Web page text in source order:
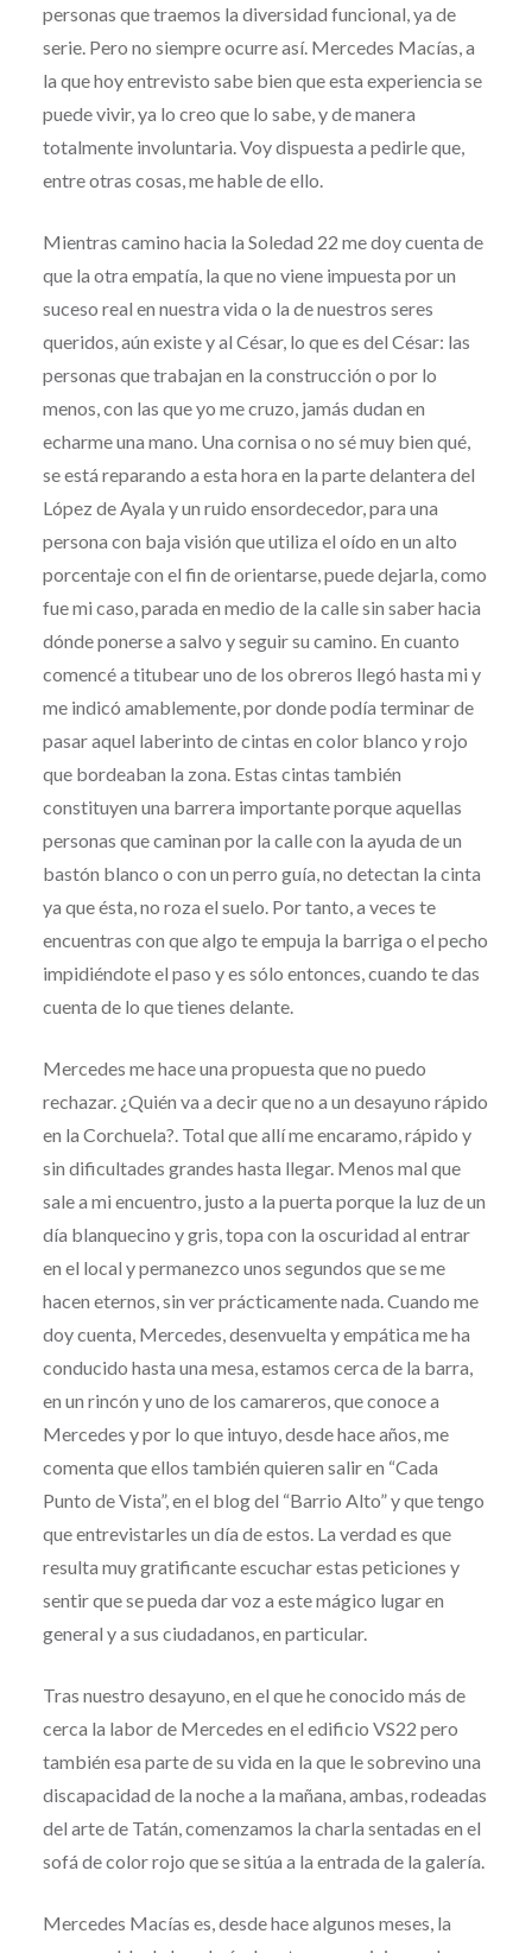
personas que traemos la diversidad funcional, ya de
serie. Pero no siempre ocurre así. Mercedes Macías, a
la que hoy entrevisto sabe bien que esta experiencia se
puede vivir, ya lo creo que lo sabe, y de manera
totalmente involuntaria. Voy dispuesta a pedirle que,
entre otras cosas, me hable de ello.
Mientras camino hacia la Soledad 22 me doy cuenta de
que la otra empatía, la que no viene impuesta por un
suceso real en nuestra vida o la de nuestros seres
queridos, aún existe y al César, lo que es del César: las
personas que trabajan en la construcción o por lo
menos, con las que yo me cruzo, jamás dudan en
echarme una mano. Una cornisa o no sé muy bien qué,
se está reparando a esta hora en la parte delantera del
López de Ayala y un ruido ensordecedor, para una
persona con baja visión que utiliza el oído en un alto
porcentaje con el fin de orientarse, puede dejarla, como
fue mi caso, parada en medio de la calle sin saber hacia
dónde ponerse a salvo y seguir su camino. En cuanto
comencé a titubear uno de los obreros llegó hasta mi y
me indicó amablemente, por donde podía terminar de
pasar aquel laberinto de cintas en color blanco y rojo
que bordeaban la zona. Estas cintas también
constituyen una barrera importante porque aquellas
personas que caminan por la calle con la ayuda de un
bastón blanco o con un perro guía, no detectan la cinta
ya que ésta, no roza el suelo. Por tanto, a veces te
encuentras con que algo te empuja la barriga o el pecho
impidiéndote el paso y es sólo entonces, cuando te das
cuenta de lo que tienes delante.
Mercedes me hace una propuesta que no puedo
rechazar. ¿Quién va a decir que no a un desayuno rápido
en la Corchuela?. Total que allí me encaramo, rápido y
sin dificultades grandes hasta llegar. Menos mal que
sale a mi encuentro, justo a la puerta porque la luz de un
día blanquecino y gris, topa con la oscuridad al entrar
en el local y permanezco unos segundos que se me
hacen eternos, sin ver prácticamente nada. Cuando me
doy cuenta, Mercedes, desenvuelta y empática me ha
conducido hasta una mesa, estamos cerca de la barra,
en un rincón y uno de los camareros, que conoce a
Mercedes y por lo que intuyo, desde hace años, me
comenta que ellos también quieren salir en “Cada
Punto de Vista”, en el blog del “Barrio Alto” y que tengo
que entrevistarles un día de estos. La verdad es que
resulta muy gratificante escuchar estas peticiones y
sentir que se pueda dar voz a este mágico lugar en
general y a sus ciudadanos, en particular.
Tras nuestro desayuno, en el que he conocido más de
cerca la labor de Mercedes en el edificio VS22 pero
también esa parte de su vida en la que le sobrevino una
discapacidad de la noche a la mañana, ambas, rodeadas
del arte de Tatán, comenzamos la charla sentadas en el
sofá de color rojo que se sitúa a la entrada de la galería.
Mercedes Macías es, desde hace algunos meses, la